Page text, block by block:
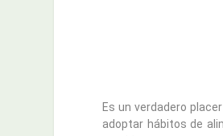
Es un verdadero
adoptar hábitos de